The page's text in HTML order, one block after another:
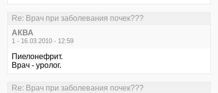
Re: Врач при заболевания почек???
АКВА
1 - 16.03.2010 - 12:59
Пиелонефрит.
Врач - уролог.
Re: Врач при заболевания почек???